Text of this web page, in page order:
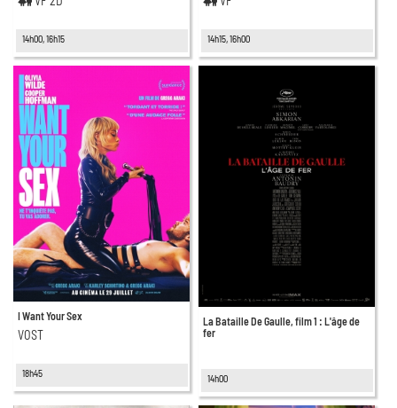
14h00, 16h15 14h15, 16h00
I Want Your Sex
VOST
18h45
La Bataille De Gaulle, film 1 : L'âge de
fer
14h00